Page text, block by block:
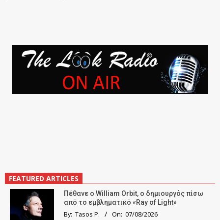
FEATURED ARTICLES
Πέθανε ο William Orbit, ο δημιουργός πίσω
από το εμβληματικό «Ray of Light»
By: Tasos P. On: 07/08/2026